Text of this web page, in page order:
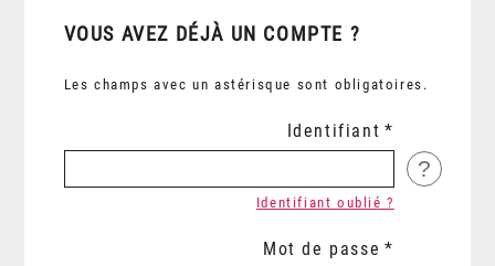
VOUS AVEZ DÉJÀ UN COMPTE ?
Les champs avec un astérisque sont obligatoires.
Identifiant
?
Identifiant oublié ?
Mot de passe